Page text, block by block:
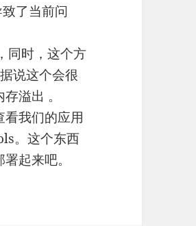
了当前问
同时，这个方
说这个会很
溢出 。
我们的应用
。这个东西
起来吧。